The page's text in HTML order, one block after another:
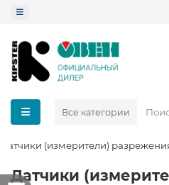
Все категории
Датчики (измерители)
Датчики